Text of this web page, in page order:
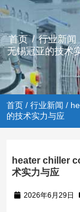
首页/行业新闻
无锡冠亚的技术
首页 /行业新闻 /
的技术实力与应
heater chiller
术实力与应
2026年6月29日